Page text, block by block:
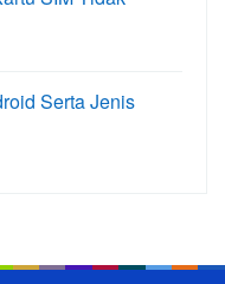
Serta Jenis